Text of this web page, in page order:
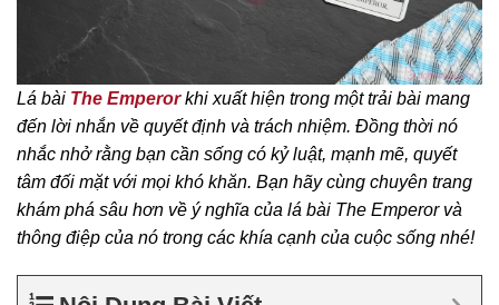
Lá bài The Emperorkhi xuất hiện trong một trải bài mang
đến lời nhắn về quyết định và trách nhiệm. Đồng thời nó
nhắc nhở rằng bạn cần sống có kỷ luật, mạnh mẽ, quyết
tâm đối mặt với mọi khó khăn. Bạn hãy cùng chuyên trang
khám phá sâu hơn về ý nghĩa của lá bài The Emperor và
thông điệp của nó trong các khía cạnh của cuộc sống nhé!